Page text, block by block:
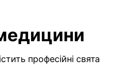
професійні свята